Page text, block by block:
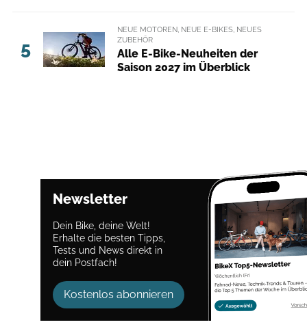
5
NEUE MOTOREN, NEUE E-BIKES, NEUES
ZUBEHÖR
Alle E-Bike-Neuheiten der
Saison 2027 im Überblick
Newsletter
Dein Bike, deine Welt!
Erhalte die besten Tipps,
Tests und News direkt in
dein Postfach!
Kostenlos abonnieren